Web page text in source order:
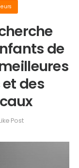
de
des
Post